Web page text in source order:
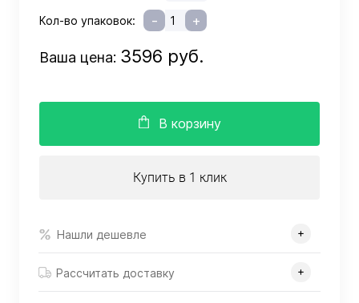
Кол-во упаковок: - +
Ваша цена: 3596 руб.
В корзину
Купить в 1 клик
Нашли дешевле
Рассчитать доставку